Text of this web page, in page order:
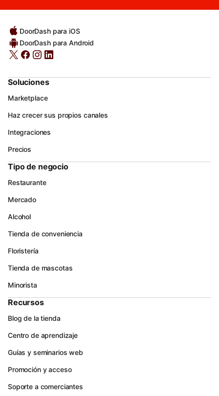
DoorDash para iOS
DoorDash para Android
Soluciones
Marketplace
Haz crecer sus propios canales
Integraciones
Precios
Tipo de negocio
Restaurante
Mercado
Alcohol
Tienda de conveniencia
Floristería
Tienda de mascotas
Minorista
Recursos
Blog de la tienda
Centro de aprendizaje
Guías y seminarios web
Promoción y acceso
Soporte a comerciantes